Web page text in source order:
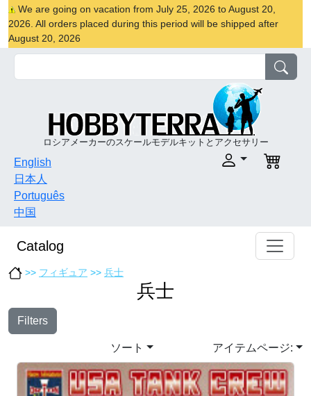
We are going on vacation from July 25, 2026 to August 20,
2026. All orders placed during this period will be shipped after
August 20, 2026
ロシアメーカーのスケールモデルキットとアクセサリー
English
日本人
Português
中国
Catalog
>> フィギュア >> 兵士
兵士
Filters
ソート アイテムページ: